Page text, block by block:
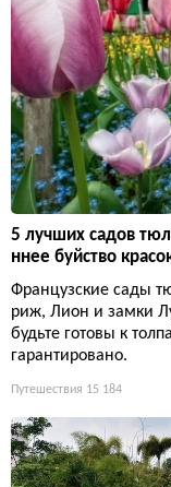
5 лучших садов
ннее буйство
Французские сады
риж, Лион и замки
будьте готовы к
гарантировано.
Путешествия 15 184